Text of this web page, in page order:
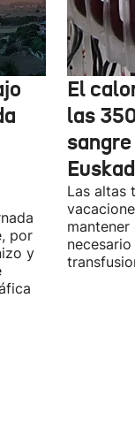
por
y
El
las
Las altas